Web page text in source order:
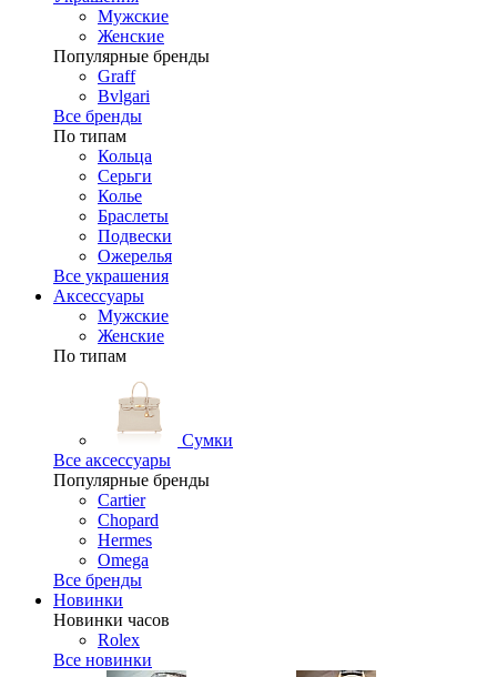
Мужские
Женские
Популярные бренды
Graff
Bvlgari
Все бренды
По типам
Кольца
Серьги
Колье
Браслеты
Подвески
Ожерелья
Все украшения
Аксессуары
Мужские
Женские
По типам
Сумки
Все аксессуары
Популярные бренды
Cartier
Chopard
Hermes
Omega
Все бренды
Новинки
Новинки часов
Rolex
Все новинки